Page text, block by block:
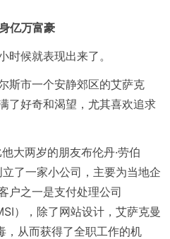
亿万富豪
时候就表现出来了。
斯市一个安静郊区的艾萨克
了好奇和渴望，尤其喜欢追求
大两岁的朋友布伦丹·劳伯
了一家小公司，主要为当地企
户之一是支付处理公司
），除了网站设计，艾萨克曼
，从而获得了全职工作的机